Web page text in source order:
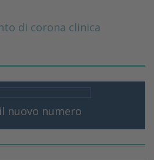
di corona clinica
nuovo numero